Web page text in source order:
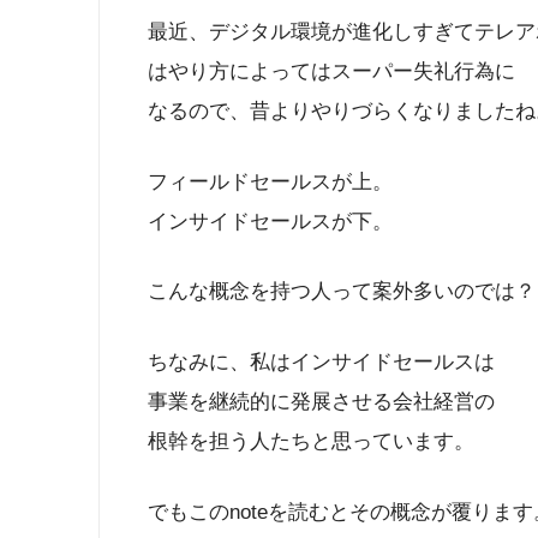
最近、デジタル環境が進化しすぎてテレ
はやり方によってはスーパー失礼行為に
なるので、昔よりやりづらくなりましたね
フィールドセールスが上。
インサイドセールスが下。
こんな概念を持つ人って案外多いのでは？
ちなみに、私はインサイドセールスは
事業を継続的に発展させる会社経営の
根幹を担う人たちと思っています。
でもこのnoteを読むとその概念が覆ります